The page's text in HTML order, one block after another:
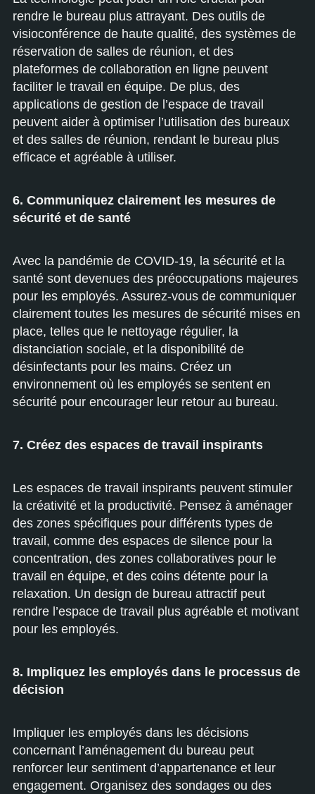
rendre le bureau plus attrayant. Des outils de
visioconférence de haute qualité, des systèmes de
réservation de salles de réunion, et des
plateformes de collaboration en ligne peuvent
faciliter le travail en équipe. De plus, des
applications de gestion de l’espace de travail
peuvent aider à optimiser l’utilisation des bureaux
et des salles de réunion, rendant le bureau plus
efficace et agréable à utiliser.
6. Communiquez clairement les mesures de
sécurité et de santé
Avec la pandémie de COVID-19, la sécurité et la
santé sont devenues des préoccupations majeures
pour les employés. Assurez-vous de communiquer
clairement toutes les mesures de sécurité mises en
place, telles que le nettoyage régulier, la
distanciation sociale, et la disponibilité de
désinfectants pour les mains. Créez un
environnement où les employés se sentent en
sécurité pour encourager leur retour au bureau.
7. Créez des espaces de travail inspirants
Les espaces de travail inspirants peuvent stimuler
la créativité et la productivité. Pensez à aménager
des zones spécifiques pour différents types de
travail, comme des espaces de silence pour la
concentration, des zones collaboratives pour le
travail en équipe, et des coins détente pour la
relaxation. Un design de bureau attractif peut
rendre l’espace de travail plus agréable et motivant
pour les employés.
8. Impliquez les employés dans le processus de
décision
Impliquer les employés dans les décisions
concernant l’aménagement du bureau peut
renforcer leur sentiment d’appartenance et leur
engagement. Organisez des sondages ou des